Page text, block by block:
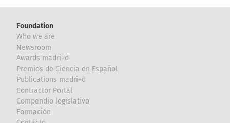
Foundation
Who we are
Newsroom
Awards madri+d
Premios de Ciencia en Español
Publications madri+d
Contractor Portal
Compendio legislativo
Formación